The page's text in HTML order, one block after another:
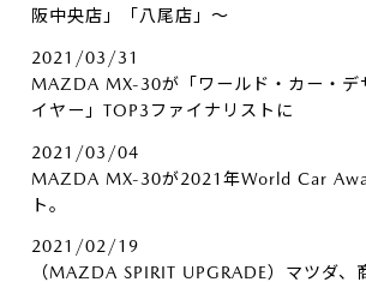
阪中央店」「八尾店」～
2021/03/31
MAZDA MX-30が「ワールド・カー・デ
イヤー」TOP3ファイナリストに
2021/03/04
MAZDA MX-30が2021年World Car
ト。
2021/02/19
（MAZDA SPIRIT UPGRADE）マツダ、